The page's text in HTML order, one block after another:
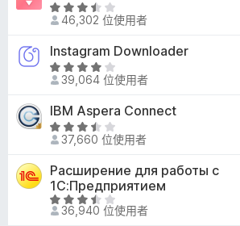
滿
分
5
分
2
，
滿
分
分
評
價
3
.
7
，
滿
分
分
46,302 位使用者
Instagram Downloader
評
價
4
分
，
分
5
分
39,064 位使用者
IBM Aspera Connect
評
價
3
.
5
分
37,660 位使用者
Расширение для работы с
1С:Предприятием
評
價
36,940 位使用者